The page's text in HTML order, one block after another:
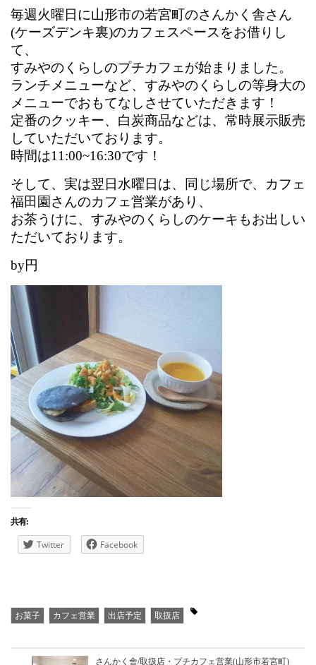
毎週火曜日に山形市の若宮町のさんかく舎さん
(ケーズデンキ裏)のカフェスペースをお借りし
て、
すみやのくらしのプチカフェが始まりました。
ランチメニューなど、すみやのくらしの等身大の
メニューでおもてなしさせていただきます！
定番のクッキー、白炭商品などは、常時展示販売
していただいております。
時間は11:00~16:30です！
そして、実は翌日水曜日は、同じ場所で、カフェ
福田園さんのカフェ営業があり、
お茶うけに、すみやのくらしのケーキもお出しい
ただいております。
by円
共有:
Twitter Facebook
お菓子 カフェ営業 出店予定 取扱店
さんかく舎/取扱店・プチカフェ営業(山形市若宮町)